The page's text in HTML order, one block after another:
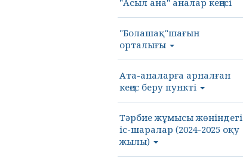
"Асыл ана" аналар кеңесі
"Болашақ"шағын
орталығы
Ата-аналарға арналған
кеңес беру пункті
Тәрбие жұмысы жөніндегі
іс-шаралар (2024-2025 оқу
жылы)